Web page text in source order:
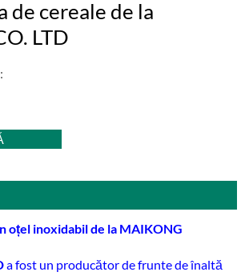
de cereale de la
LTD
oțel inoxidabil de la MAIKONG
a fost un producător de frunte de înaltă